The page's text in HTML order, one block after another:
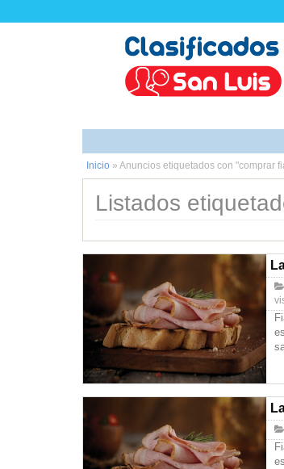
Inicio » Anuncios etiquetados con "comprar
Listados